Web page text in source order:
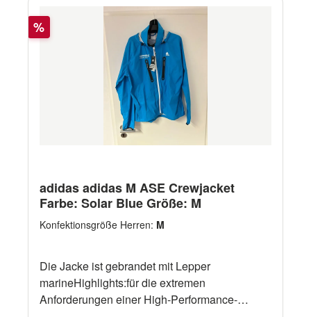
Rabatt
%
adidas adidas M ASE Crewjacket
Farbe: Solar Blue Größe: M
Konfektionsgröße Herren: M
Die Jacke ist gebrandet mit Lepper
marineHighlights:für die extremen
Anforderungen einer High-Performance-